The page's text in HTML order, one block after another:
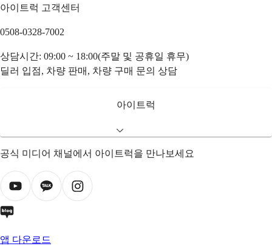
아이트럭 고객센터
0508-0328-7002
상담시간: 09:00 ~ 18:00(주말 및 공휴일 휴무)
딜러 입점, 차량 판매, 차량 구매 문의 상담
아이트럭
공식 미디어 채널에서 아이트럭을 만나보세요
앱 다운로드